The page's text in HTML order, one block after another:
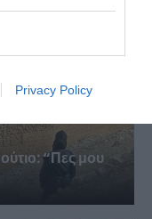
Privacy Policy
“Πες μου